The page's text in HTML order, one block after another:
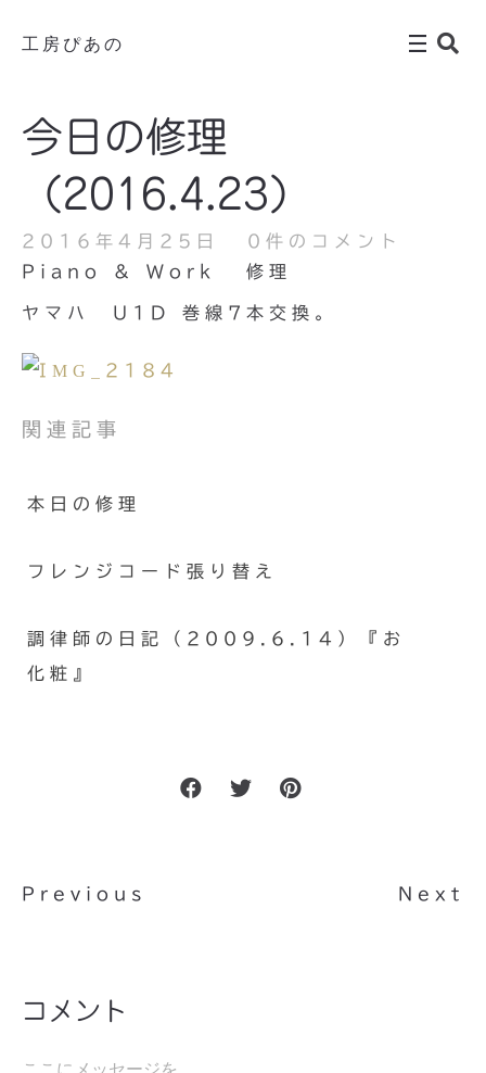
工房ぴあの
今日の修理
（2016.4.23）
2016年4月25日
0件のコメント
Piano & Work
修理
ヤマハ U1D 巻線7本交換。
関連記事
本日の修理
フレンジコード張り替え
調律師の日記（2009.6.14）『お
化粧』
Previous Next
コメント